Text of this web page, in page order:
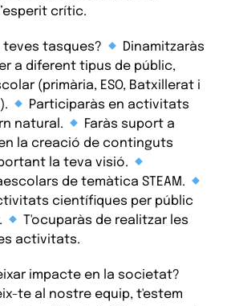
crític.
teves tasques?
Dinamitzaràs
a diferent tipus de públic,
(primària, ESO, Batxillerat i
Participaràs en activitats
natural.
Faràs suport a
en la creació de continguts
la teva visió.
de temàtica STEAM.
científiques per públic
T'ocuparàs de realitzar les
activitats.
impacte en la societat?
te al nostre equip, t'estem